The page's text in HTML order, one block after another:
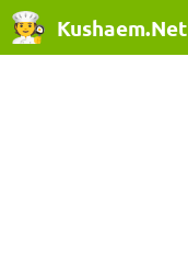
Kushaem.Net